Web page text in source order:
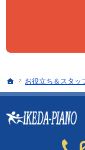
ホーム
お役立ち＆スタッ